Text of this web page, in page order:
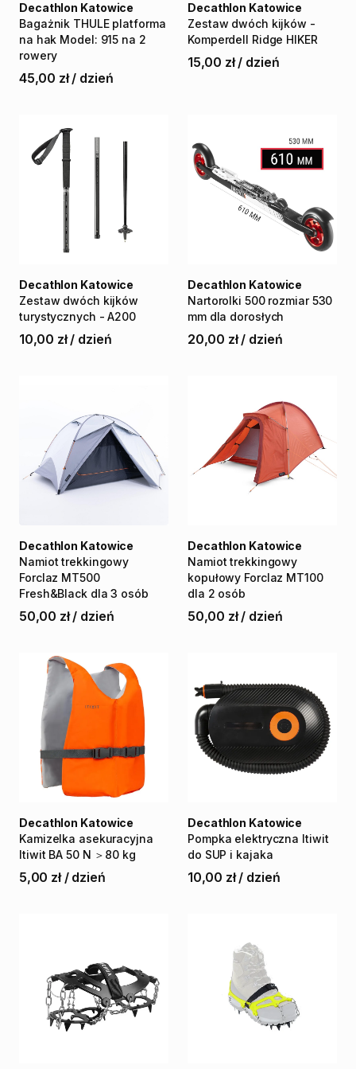
Bagażnik THULE platforma
na hak Model: 915 na 2
rowery
Decathlon Katowice
45,00 zł / dzień
Zestaw dwóch kijków -
Komperdell Ridge HIKER
Decathlon Katowice
15,00 zł / dzień
Zestaw dwóch kijków
turystycznych - A200
Decathlon Katowice
10,00 zł / dzień
Nartorolki 500 rozmiar 530
mm dla dorosłych
Decathlon Katowice
20,00 zł / dzień
Namiot trekkingowy
Forclaz MT500
Fresh&Black dla 3 osób
Decathlon Katowice
50,00 zł / dzień
Namiot trekkingowy
kopułowy Forclaz MT100
dla 2 osób
Decathlon Katowice
50,00 zł / dzień
Kamizelka asekuracyjna
Itiwit BA 50 N ＞80 kg
Decathlon Katowice
5,00 zł / dzień
Pompka elektryczna Itiwit
do SUP i kajaka
Decathlon Katowice
10,00 zł / dzień